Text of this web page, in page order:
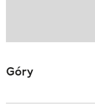
Góry